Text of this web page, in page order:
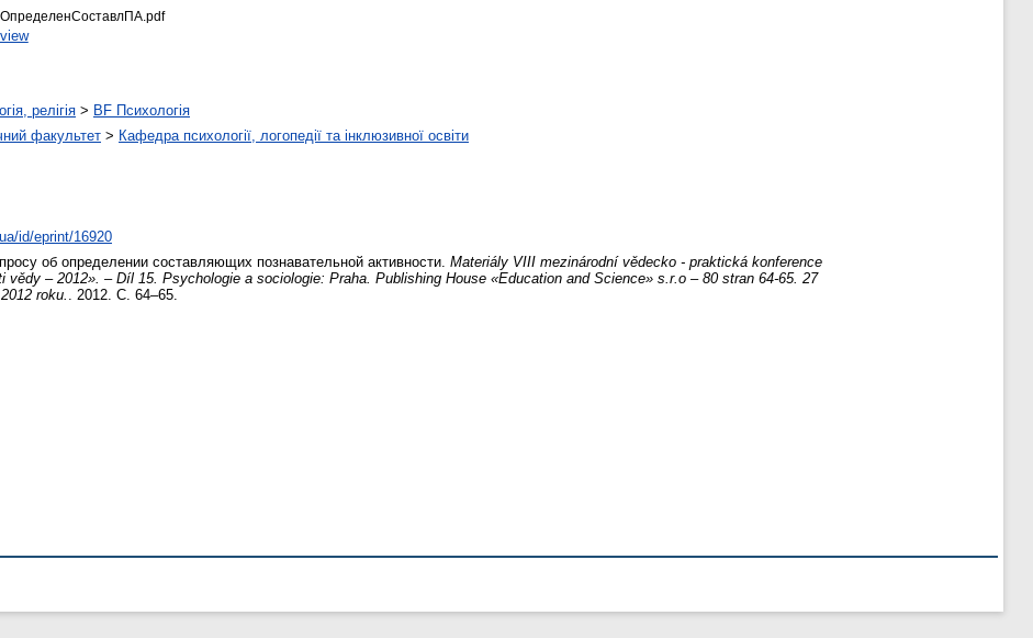
релігія > BF Психологія
факультет > Кафедра психології, логопедії та інклюзивної освіти
id/eprint/16920
об определении составляющих познавательной активности. Materiály VIII mezinárodní vědecko - praktická konference
vědy – 2012». – Díl 15. Psychologie a sociologie: Praha. Publishing House «Education and Science» s.r.o – 80 stran 64-65. 27
roku. . 2012. С. 64–65.